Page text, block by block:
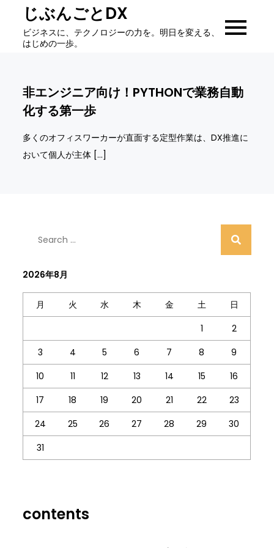
content
じぶんごとDX
ビジネスに、テクノロジーの力を。明日を変える、
はじめの一歩。
非エンジニア向け！PYTHONで業務自動
化する第一歩
多くのオフィスワーカーが直面する定型作業は、DX推進に
おいて個人が主体 […]
2026年8月
月 火 水 木 金 土
日
1
2
3
4 5 6 7 8
9
10
11 12 13 14 15
16
17
18 19 20 21 22
23
24
25 26 27 28 29
30
31
contents